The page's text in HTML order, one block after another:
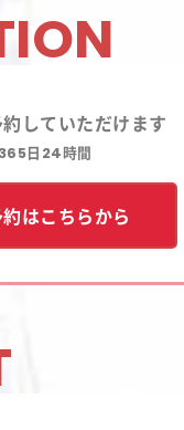
していただけます
日24時間
はこちらから